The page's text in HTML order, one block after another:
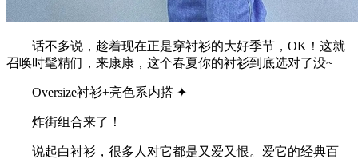
话不多说，趁着现在正是穿衬衫的大好季节，OK！这就
召唤时髦精们，来康康，这个春夏你的衬衫到底选对了没~
Oversize衬衫+亮色系内搭 ✦
炸街组合来了！
说起白衬衫，很多人对它都是又爱又恨。爱它的经典百